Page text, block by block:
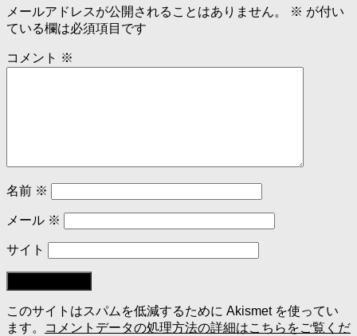
メールアドレスが公開されることはありません。 ※ が付い
ている欄は必須項目です
コメント ※
名前 ※
メール ※
サイト
このサイトはスパムを低減するために Akismet を使ってい
ます。
コメントデータの処理方法の詳細はこちらをご覧くだ